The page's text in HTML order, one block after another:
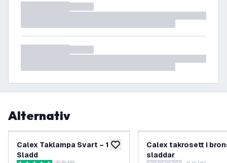
Alternativ
lägg till i önskelistan
Calex Taklampa Svart – 1
Sladd
Calex takrosett i
sladdar